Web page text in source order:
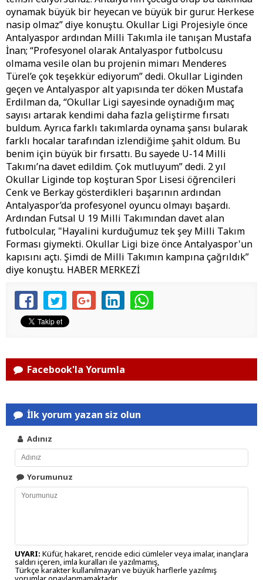
oynamak büyük bir heyecan ve büyük bir gurur. Herkese
nasip olmaz” diye konuştu. Okullar Ligi Projesiyle önce
Antalyaspor ardından Milli Takımla ile tanışan Mustafa
İnan; “Profesyonel olarak Antalyaspor futbolcusu
olmama vesile olan bu projenin mimarı Menderes
Türel’e çok teşekkür ediyorum” dedi. Okullar Liginden
geçen ve Antalyaspor alt yapısında ter döken Mustafa
Erdilman da, “Okullar Ligi sayesinde oynadığım maç
sayısı artarak kendimi daha fazla geliştirme fırsatı
buldum. Ayrıca farklı takımlarda oynama şansı bularak
farklı hocalar tarafından izlendiğime şahit oldum. Bu
benim için büyük bir fırsattı. Bu sayede U-14 Milli
Takımı’na davet edildim. Çok mutluyum” dedi. 2 yıl
Okullar Liginde top koşturan Spor Lisesi öğrencileri
Cenk ve Berkay gösterdikleri başarının ardından
Antalyaspor’da profesyonel oyuncu olmayı başardı.
Ardından Futsal U 19 Milli Takımından davet alan
futbolcular, "Hayalini kurduğumuz tek şey Milli Takım
Forması giymekti. Okullar Ligi bize önce Antalyaspor'un
kapısını açtı. Şimdi de Milli Takımın kampına çağrıldık”
diye konuştu. HABER MERKEZİ
Facebook'la Yorumla
İlk yorum yazan siz olun
Adınız
Yorumunuz
UYARI: Küfür, hakaret, rencide edici cümleler veya imalar, inançlara
saldırı içeren, imla kuralları ile yazılmamış,
Türkçe karakter kullanılmayan ve büyük harflerle yazılmış